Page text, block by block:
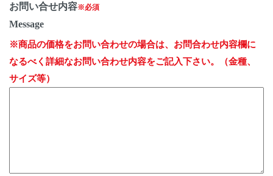
お問い合せ内容※必須
Message
※商品の価格をお問い合わせの場合は、お問合わせ内容欄に
なるべく詳細なお問い合わせ内容をご記入下さい。（金種、
サイズ等）